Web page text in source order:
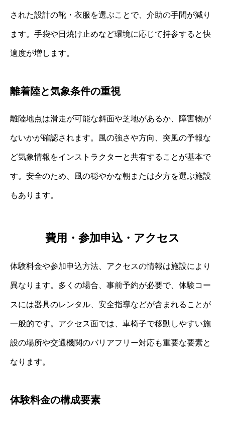
された設計の靴・衣服を選ぶことで、介助の手間が減り
ます。手袋や日焼け止めなど環境に応じて持参すると快
適度が増します。
離着陸と気象条件の重視
離陸地点は滑走が可能な斜面や芝地があるか、障害物が
ないかが確認されます。風の強さや方向、突風の予報な
ど気象情報をインストラクターと共有することが基本で
す。安全のため、風の穏やかな朝または夕方を選ぶ施設
もあります。
費用・参加申込・アクセス
体験料金や参加申込方法、アクセスの情報は施設により
異なります。多くの場合、事前予約が必要で、体験コー
スには器具のレンタル、安全指導などが含まれることが
一般的です。アクセス面では、車椅子で移動しやすい施
設の場所や交通機関のバリアフリー対応も重要な要素と
なります。
体験料金の構成要素